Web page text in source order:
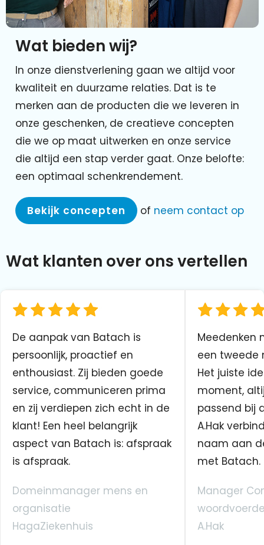
Wat bieden wij?
In onze dienstverlening gaan we altijd voor
kwaliteit en duurzame relaties. Dat is te
merken aan de producten die we leveren in
onze geschenken, de creatieve concepten
die we op maat uitwerken en onze service
die altijd een stap verder gaat. Onze belofte:
een optimaal schenkrendement.
Bekijk concepten of neem contact op
Wat klanten over ons vertellen
De aanpak van Batach is
persoonlijk, proactief en
enthousiast. Zij bieden goede
service, communiceren prima
en zij verdiepen zich echt in de
klant! Een heel belangrijk
aspect van Batach is: afspraak
is afspraak.
Domeinmanager mens en
organisatie
HagaZiekenhuis
Meedenken
een tweede
Het juiste
moment,
passend bij
A.Hak
naam aan
met Batach.
Manager
A.Hak